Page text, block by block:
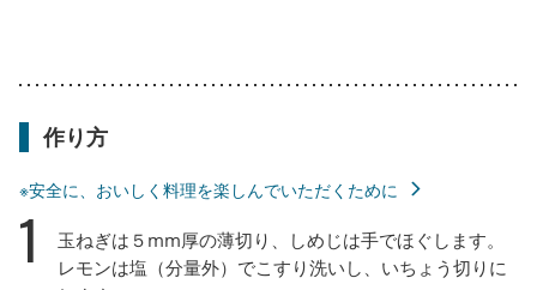
作り方
※安全に、おいしく料理を楽しんでいただくために
1
玉ねぎは５mm厚の薄切り、しめじは手でほぐします。
レモンは塩（分量外）でこすり洗いし、いちょう切りに